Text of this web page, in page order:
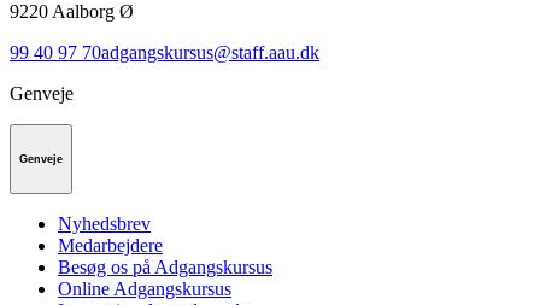
9220 Aalborg Ø
99 40 97 70adgangskursus@staff.aau.dk
Genveje
Genveje
Nyhedsbrev
Medarbejdere
Besøg os på Adgangskursus
Online Adgangskursus